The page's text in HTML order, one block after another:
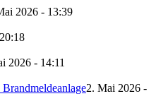
2026 - 13:39
2026 - 14:11
2. Mai 2026 -